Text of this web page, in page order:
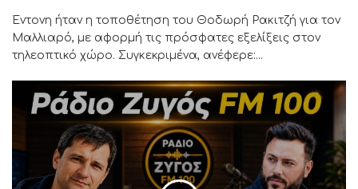
Έντονη ήταν η τοποθέτηση του Θοδωρή Ρακιτζή για τον
Μαλλιαρό, με αφορμή τις πρόσφατες εξελίξεις στον
τηλεοπτικό χώρο. Συγκεκριμένα, ανέφερε:...